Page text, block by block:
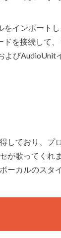
インポート
を接続して
よび
しており、プ
が歌ってくれ
カルのスタ